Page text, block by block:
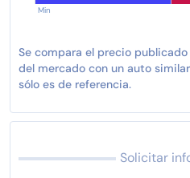
Min
Se compara el precio
del mercado con un auto
sólo es de referencia.
Solicitar